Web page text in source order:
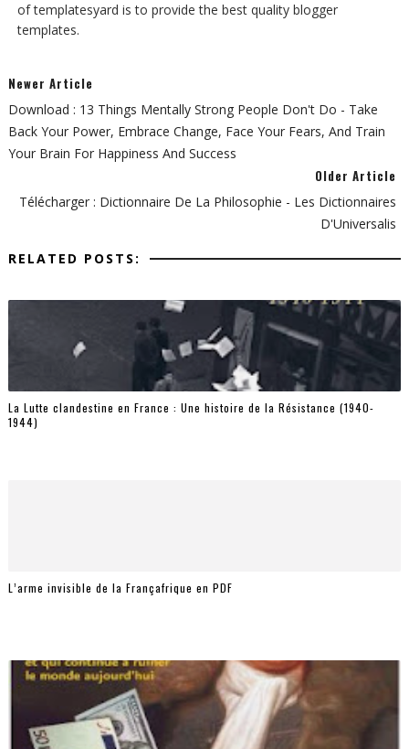
of templatesyard is to provide the best quality blogger
templates.
Newer Article
Download : 13 Things Mentally Strong People Don't Do - Take
Back Your Power, Embrace Change, Face Your Fears, And Train
Your Brain For Happiness And Success
Older Article
Télécharger : Dictionnaire De La Philosophie - Les Dictionnaires
D'Universalis
RELATED POSTS:
La Lutte clandestine en France : Une histoire de la Résistance (1940-
1944)
L’arme invisible de la Françafrique en PDF